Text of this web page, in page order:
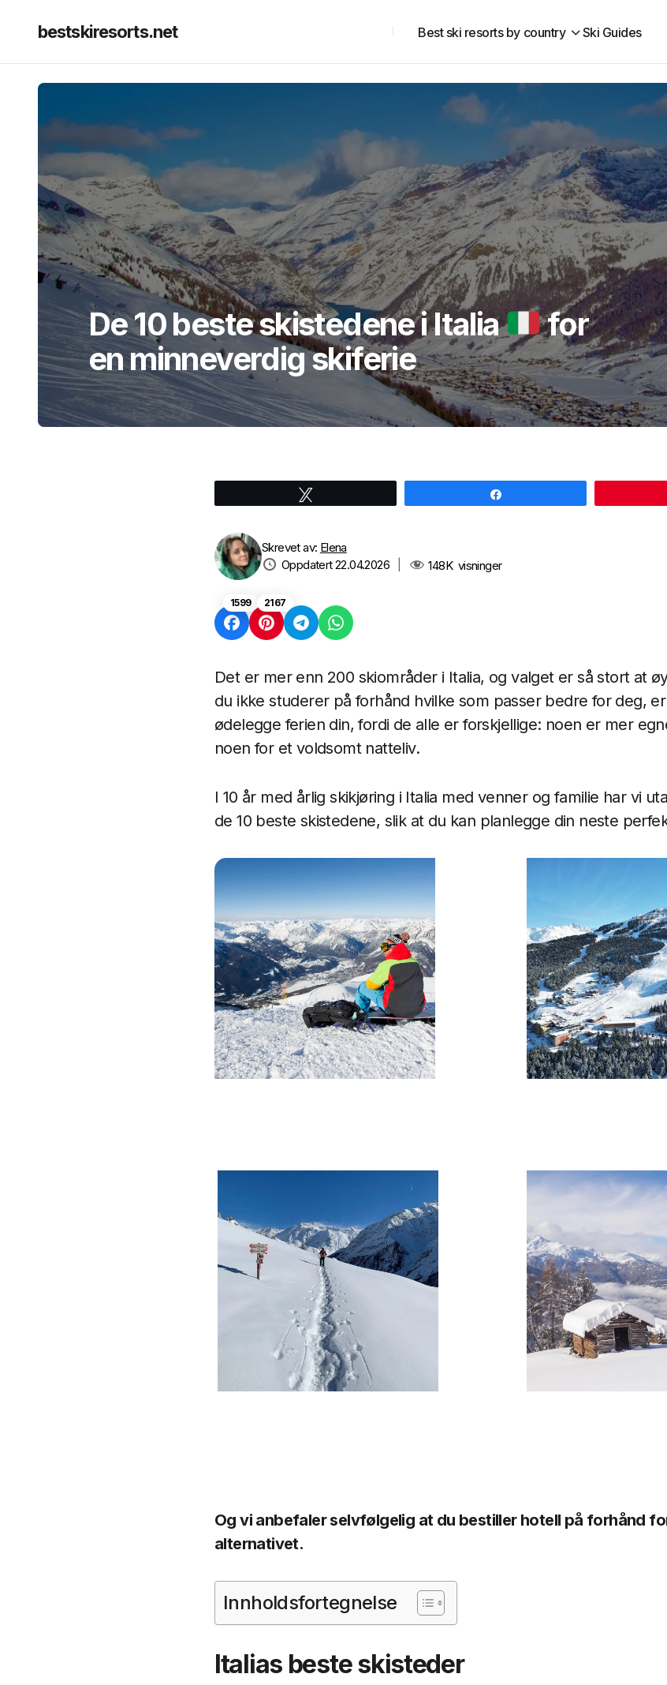
bestskiresorts.net Best ski resorts by country Ski Guides
De 10 beste skistedene i Italia
for
en minneverdig skiferie
Skrevet av: Elena
Oppdatert 22.04.2026
148Kvisninger
1599 2167
Det er mer enn 200 skiområder i Italia, og valget er så stort at
du ikke studerer på forhånd hvilke som passer bedre for deg,
ødelegge ferien din, fordi de alle er forskjellige: noen er mer
noen for et voldsomt natteliv.
I 10 år med årlig skikjøring i Italia med venner og familie har vi
de 10 beste skistedene, slik at du kan planlegge din neste
Og vi anbefaler selvfølgelig at du bestiller hotell på forhånd
alternativet.
Innholdsfortegnelse
Italias beste skisteder